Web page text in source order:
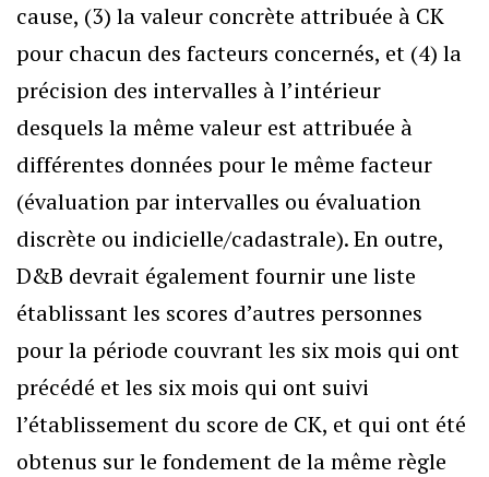
cause, (3) la valeur concrète attribuée à CK
pour chacun des facteurs concernés, et (4) la
précision des intervalles à l’intérieur
desquels la même valeur est attribuée à
différentes données pour le même facteur
(évaluation par intervalles ou évaluation
discrète ou indicielle/cadastrale). En outre,
D&B devrait également fournir une liste
établissant les scores d’autres personnes
pour la période couvrant les six mois qui ont
précédé et les six mois qui ont suivi
l’établissement du score de CK, et qui ont été
obtenus sur le fondement de la même règle